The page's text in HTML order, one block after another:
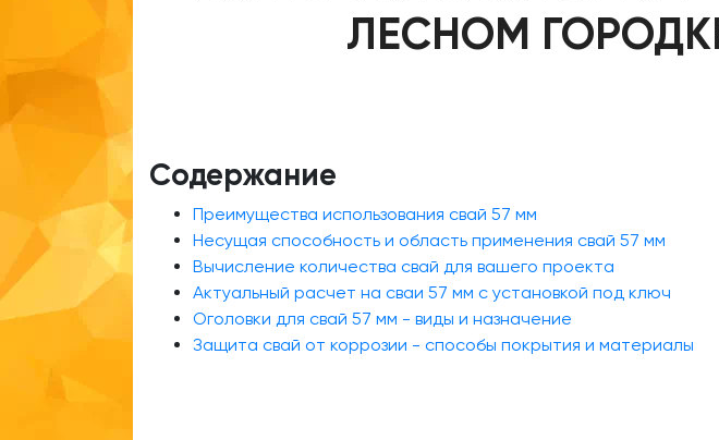
ЛЕСНОМ
Содержание
Преимущества использования свай 57 мм
Несущая способность и область применения свай 57 мм
Вычисление количества свай для вашего проекта
Актуальный расчет на сваи 57 мм с установкой под ключ
Оголовки для свай 57 мм - виды и назначение
Защита свай от коррозии - способы покрытия и материалы